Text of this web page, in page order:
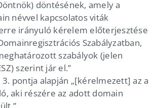
döntésének, amely a
névvel kapcsolatos viták
irányuló kérelem előterjesztése
Szabályzatban,
szabályok (jelen
szerint jár el.”
3. pontja alapján „[kérelmezett] az a
aki részére az adott domain